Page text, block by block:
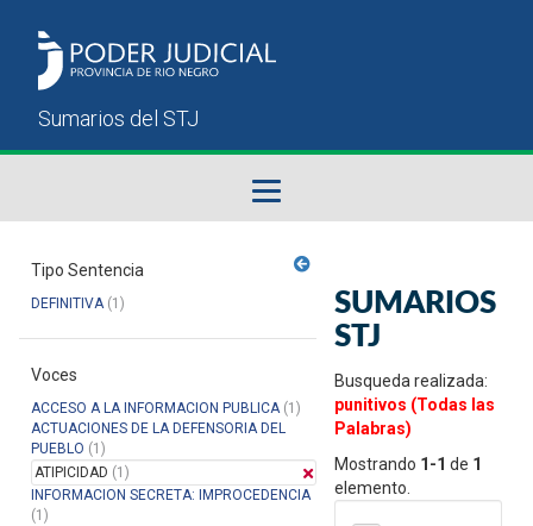
Sumarios del STJ
Manual del Usuario
Tipo Sentencia
DEFINITIVA(1)
Voces
ACCESO A LA INFORMACION PUBLICA(1)
ACTUACIONES DE LA DEFENSORIA DEL
PUEBLO (1)
ATIPICIDAD (1)
INFORMACION SECRETA: IMPROCEDENCIA
(1)
SUMARIOS
STJ
Busqueda realizada:
punitivos (Todas las
Palabras)
Mostrando 1-1 de 1
elemento.